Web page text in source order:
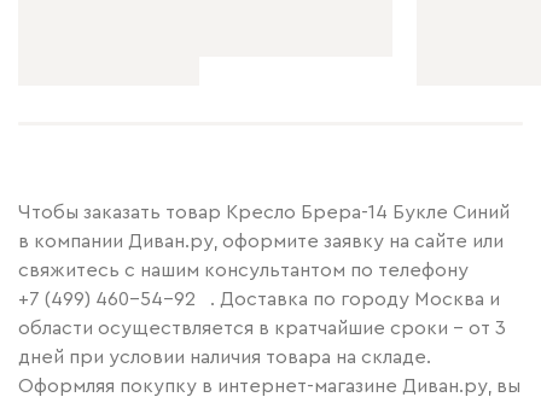
Чтобы заказать товар Кресло Брера-14 Букле Синий
в компании Диван.ру, оформите заявку на сайте или
свяжитесь с нашим консультантом по телефону
+7 (499) 460-54-92
. Доставка по городу Москва и
области осуществляется в кратчайшие сроки – от 3
дней при условии наличия товара на складе.
Оформляя покупку в интернет-магазине Диван.ру, вы